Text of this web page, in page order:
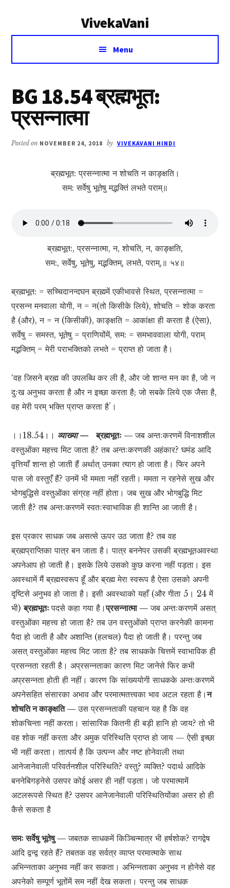
VivekaVani
Voice
Vivekananda
Menu
BG 18.54 ब्रह्मभूत:
प्रसन्नात्मा
Posted on NOVEMBER 24, 2018 by VIVEKAVANI HINDI
ब्रह्मभूत: प्रसन्नात्मा न शोचति न काङ्क्षति।
सम: सर्वेषु भूतेषु मद्भक्तिं लभते पराम्॥
ब्रह्मभूत:, प्रसन्नात्मा, न, शोचति, न, काङ्क्षति,
सम:, सर्वेषु, भूतेषु, मद्भक्तिम्, लभते, पराम्,॥ ५४॥
ब्रह्मभूत: = सच्चिदानन्दघन ब्रह्ममें एकीभावसे स्थित, प्रसन्नात्मा =
प्रसन्न मनवाला योगी, न = न(तो किसीके लिये), शोचति = शोक करता
है (और), न = न (किसीकी), काङ्क्षति = आकांक्षा ही करता है (ऐसा),
सर्वेषु = समस्त, भूतेषु = प्राणियोंमें, सम: = समभाववाला योगी, पराम्
मद्भक्तिम् = मेरी पराभक्तिको लभते = प्राप्त हो जाता है।
‘वह जिसने ब्रह्म की उपलब्धि कर ली है, और जो शान्त मन का है, जो न
दुःख अनुभव करता है और न इच्छा करता है; जो सबके लिये एक जैसा है,
वह मेरी परम् भक्ति प्राप्त करता है’।
।।18.54।। व्याख्या — ब्रह्मभूतः —जब अन्तःकरणमें विनाशशील
वस्तुओंका महत्त्व मिट जाता है? तब अन्तःकरणकी अहंकार? घमंड आदि
वृत्तियाँ शान्त हो जाती हैं अर्थात् उनका त्याग हो जाता है। फिर अपने
पास जो वस्तुएँ हैं? उनमें भी ममता नहीं रहती। ममता न रहनेसे सुख और
भोगबुद्धिसे वस्तुओंका संग्रह नहीं होता। जब सुख और भोगबुद्धि मिट
जाती है? तब अन्तःकरणमें स्वतःस्वाभाविक ही शान्ति आ जाती है।
इस प्रकार साधक जब असत्से ऊपर उठ जाता है? तब वह
ब्रह्मप्राप्तिका पात्र बन जाता है। पात्र बननेपर उसकी ब्रह्मभूतअवस्था
अपनेआप हो जाती है। इसके लिये उसको कुछ करना नहीं पड़ता। इस
अवस्थामें मैं ब्रह्मस्वरूप हूँ और ब्रह्म मेरा स्वरूप है ऐसा उसको अपनी
दृष्टिसे अनुभव हो जाता है। इसी अवस्थाको यहाँ (और गीता 5। 24 में
भी)ब्रह्मभूतःपदसे कहा गया है।प्रसन्नात्मा —जब अन्तःकरणमें असत्
वस्तुओंका महत्त्व हो जाता है? तब उन वस्तुओंको प्राप्त करनेकी कामना
पैदा हो जाती है और अशान्ति (हलचल) पैदा हो जाती है। परन्तु जब
असत् वस्तुओंका महत्त्व मिट जाता है? तब साधकके चित्तमें स्वाभाविक ही
प्रसन्नता रहती है। अप्रसन्नताका कारण मिट जानेसे फिर कभी
अप्रसन्नता होती ही नहीं। कारण कि सांख्ययोगी साधकके अन्तःकरणमें
अपनेसहित संसारका अभाव और परमात्मतत्त्वका भाव अटल रहता है।न
शोचति न काङ्क्षति —उस प्रसन्नताकी पहचान यह है कि वह
शोकचिन्ता नहीं करता। सांसारिक कितनी ही बड़ी हानि हो जाय? तो भी
वह शोक नहीं करता और अमुक परिस्थिति प्राप्त हो जाय — ऐसी इच्छा
भी नहीं करता। तात्पर्य है कि उत्पन्न और नष्ट होनेवाली तथा
आनेजानेवाली परिवर्तनशील परिस्थिति? वस्तु? व्यक्ति? पदार्थ आदिके
बननेबिगड़नेसे उसपर कोई असर ही नहीं पड़ता। जो परमात्मामें
अटलरूपसे स्थित है? उसपर आनेजानेवाली परिस्थितियोंका असर हो ही
कैसे सकता है
समः सर्वेषु भूतेषु —जबतक साधकमें किञ्चिन्मात्र भी हर्षशोक? रागद्वेष
आदि द्वन्द्व रहते हैं? तबतक वह सर्वत्र व्याप्त परमात्माके साथ
अभिन्नताका अनुभव नहीं कर सकता। अभिन्नताका अनुभव न होनेसे वह
अपनेको सम्पूर्ण भूतोंमें सम नहीं देख सकता। परन्तु जब साधक